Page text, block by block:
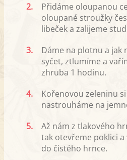
2.
Přidáme oloupanou
oloupané stroužky
libeček a zalijeme
3.
Dáme na plotnu a jak
syčet, ztlumíme a
zhruba 1 hodinu.
4.
Kořenovou zeleninu
nastrouháme na
5.
Až nám z tlakového
tak otevřeme poklici
do čistého hrnce.